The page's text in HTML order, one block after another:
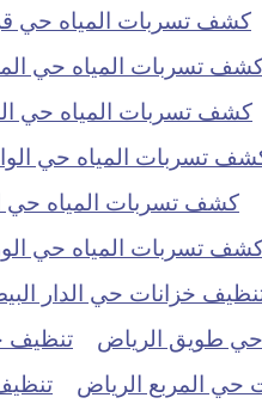
كشف تسربات المياه حي
تسربات المياه حي
كشف تسربات المياه حي
تسربات المياه حي
كشف تسربات المياه حي
تسربات المياه حي
خزانات حي الدار
طويق الرياض
تنظيف
حي المربع الرياض